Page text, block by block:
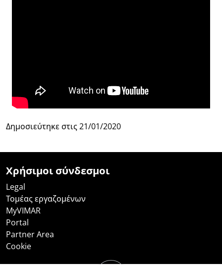
Δημοσιεύτηκε στις21/01/2020
Χρήσιμοι σύνδεσμοι
Legal
Τομέας εργαζομένων
MyVIMAR
Portal
Partner Area
Cookie